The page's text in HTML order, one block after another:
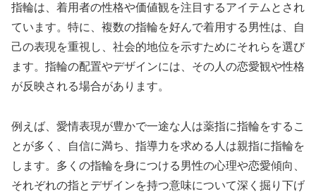
指輪は、着用者の性格や価値観を注目するアイテムとされ
ています。特に、複数の指輪を好んで着用する男性は、自
己の表現を重視し、社会的地位を示すためにそれらを選び
ます。指輪の配置やデザインには、その人の恋愛観や性格
が反映される場合があります。
例えば、愛情表現が豊かで一途な人は薬指に指輪をするこ
とが多く、自信に満ち、指導力を求める人は親指に指輪を
します。多くの指輪を身につける男性の心理や恋愛傾向、
それぞれの指とデザインを持つ意味について深く掘り下げ